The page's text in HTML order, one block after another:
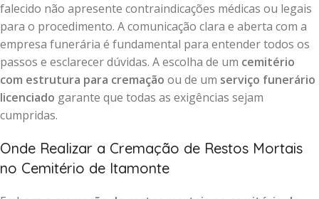
falecido não apresente contraindicações médicas ou legais
para o procedimento. A comunicação clara e aberta com a
empresa funerária é fundamental para entender todos os
passos e esclarecer dúvidas. A escolha de um cemitério
com estrutura para cremação ou de um serviço funerário
licenciado garante que todas as exigências sejam
cumpridas.
Onde Realizar a Cremação de Restos Mortais
no Cemitério de Itamonte